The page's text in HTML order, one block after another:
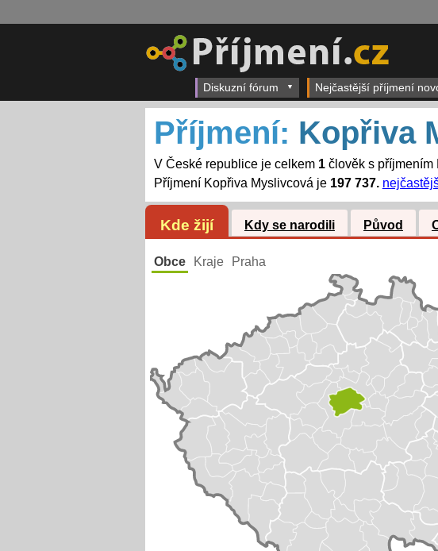
Diskuzní fórum Nejčastější příjmení
Příjmení: Kopřiva
V České republice je celkem 1člověk s příjmením
Příjmení Kopřiva Myslivcová je 197 737.
Kde žijí Kdy se narodili Původ
Obce Kraje Praha